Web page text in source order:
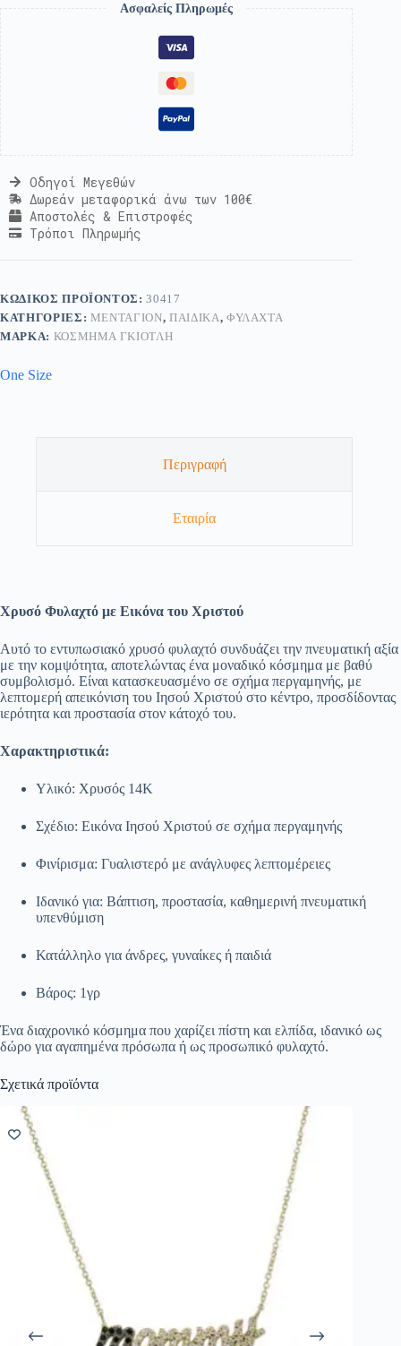
Ασφαλείς Πληρωμές
Οδηγοί Μεγεθών
Δωρεάν μεταφορικά άνω των 100€
Αποστολές & Επιστροφές
Τρόποι Πληρωμής
ΚΩΔΙΚΌΣ ΠΡΟΪΌΝΤΟΣ:30417
ΚΑΤΗΓΟΡΊΕΣ: ΜΕΝΤΑΓΙΌΝ, ΠΑΙΔΙΚΆ, ΦΥΛΑΧΤΆ
ΜΆΡΚΑ: ΚΟΣΜΗΜΑ ΓΚΙΟΤΛΗ
One Size
Περιγραφή
Εταιρία
Χρυσό Φυλαχτό με Εικόνα του Χριστού
Αυτό το εντυπωσιακό χρυσό φυλαχτό συνδυάζει την πνευματική αξία
με την κομψότητα, αποτελώντας ένα μοναδικό κόσμημα με βαθύ
συμβολισμό. Είναι κατασκευασμένο σε σχήμα περγαμηνής, με
λεπτομερή απεικόνιση του Ιησού Χριστού στο κέντρο, προσδίδοντας
ιερότητα και προστασία στον κάτοχό του.
Χαρακτηριστικά:
Υλικό: Χρυσός 14Κ
Σχέδιο: Εικόνα Ιησού Χριστού σε σχήμα περγαμηνής
Φινίρισμα: Γυαλιστερό με ανάγλυφες λεπτομέρειες
Ιδανικό για: Βάπτιση, προστασία, καθημερινή πνευματική
υπενθύμιση
Κατάλληλο για άνδρες, γυναίκες ή παιδιά
Βάρος: 1γρ
Ένα διαχρονικό κόσμημα που χαρίζει πίστη και ελπίδα, ιδανικό ως
δώρο για αγαπημένα πρόσωπα ή ως προσωπικό φυλαχτό.
Σχετικά προϊόντα